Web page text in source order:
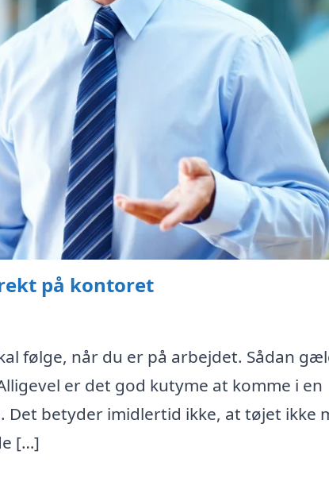
på kontoret
følge, når du er på arbejdet. Sådan
er det god kutyme at komme i en
betyder imidlertid ikke, at tøjet ikke
[…]